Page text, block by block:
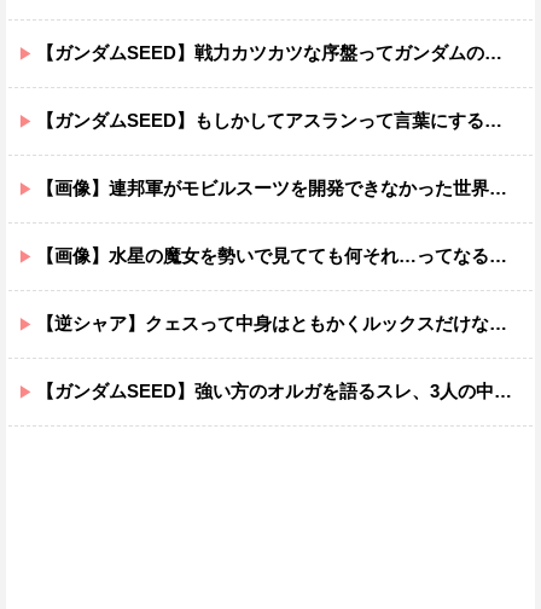
【ガンダムSEED】戦力カツカツな序盤ってガンダムの中だと割と珍しい気がする
【ガンダムSEED】もしかしてアスランって言葉にするのが下手なだけでめっちゃいい人なのでは？
【画像】連邦軍がモビルスーツを開発できなかった世界線のガンダムｗｗｗｗｗｗｗ
【画像】水星の魔女を勢いで見てても何それ…ってなる部分ｗｗｗｗｗｗｗｗ
【逆シャア】クェスって中身はともかくルックスだけなら最高だな
【ガンダムSEED】強い方のオルガを語るスレ、3人の中でも強化は一番されてない方